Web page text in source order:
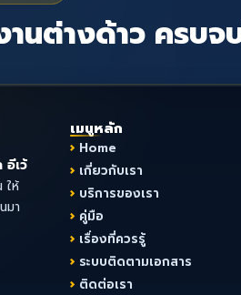
นต่างด้าว ครบจ
อีเว้
ให้
มา
เมนูหลัก
Home
เกี่ยวกับเรา
บริการของเรา
คู่มือ
เรื่องที่ควรรู้
ระบบติดตามเอกสาร
ติดต่อเรา